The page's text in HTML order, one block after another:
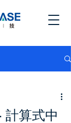
計算式中